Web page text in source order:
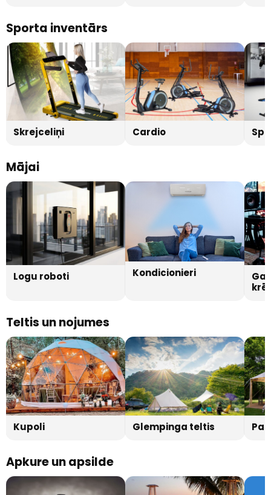
Sporta inventārs
Skrejceliņi Cardio
Mājai
Logu roboti Kondicionieri
Teltis un nojumes
Kupoli Glempinga teltis
Apkure un apsilde